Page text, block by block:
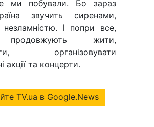
ми побували. Бо зараз
звучить сиренами,
незламністю. І попри все,
жити,
організовувати
акції та концерти.
TV.ua в Google.News